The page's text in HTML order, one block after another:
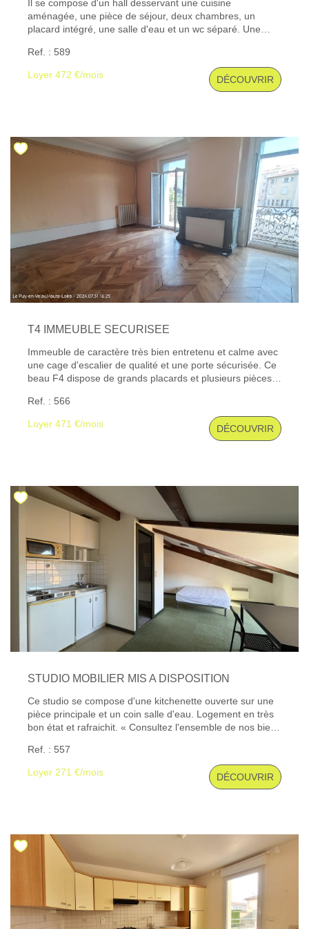
CONTACT
Il se compose d'un hall desservant une cuisine
aménagée, une pièce de séjour, deux chambres, un
placard intégré, une salle d'eau et un wc séparé. Une
est exposé sont disponibles sur le site Géorisques : www.
Ref. : 589
Loyer 472 €/mois DÉCOUVRIR
T4 IMMEUBLE SECURISEE
Immeuble de caractère très bien entretenu et calme avec
une cage d'escalier de qualité et une porte sécurisée. Ce
beau F4 dispose de grands placards et plusieurs pièces
cheminée décorative. Les trois chambres à l'arrière sont
au calme et dominent un très beau jardin privatif, une
cuisine meublée et équipée d'une plaque de cuisson, une
salle de bains, une salle d'eau et une buanderie.
Ref. : 566
Loyer 471 €/mois DÉCOUVRIR
STUDIO MOBILIER MIS A DISPOSITION
Ce studio se compose d'une kitchenette ouverte sur une
pièce principale et un coin salle d'eau. Logement en très
bon état et rafraichit. « Consultez l'ensemble de nos biens
immobilier.fr. » ''Gibert Immobilier, votre agence
immobilière au Puy-en-Velay depuis plus de 50 ans, vous
accompagne dans tous vos projets de location, gestion
locative, transaction, vente, assurance, estimation de
bien est exposé sont disponibles sur le site Géorisques :
www. georisques. gouv. fr
Ref. : 557
Loyer 271 €/mois DÉCOUVRIR